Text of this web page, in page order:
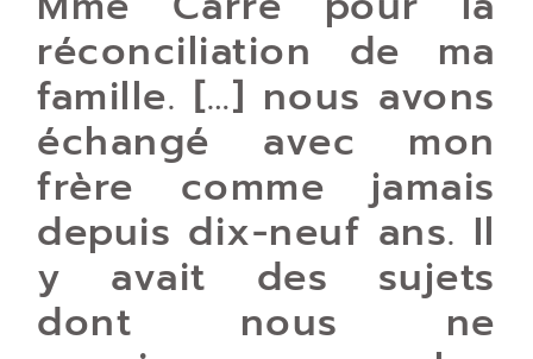
réconciliation de ma
famille. […] nous avons
échangé avec mon
frère comme jamais
depuis dix-neuf ans. Il
y avait des sujets
dont nous ne